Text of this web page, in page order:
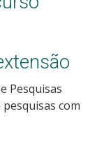
Pesquisas
com